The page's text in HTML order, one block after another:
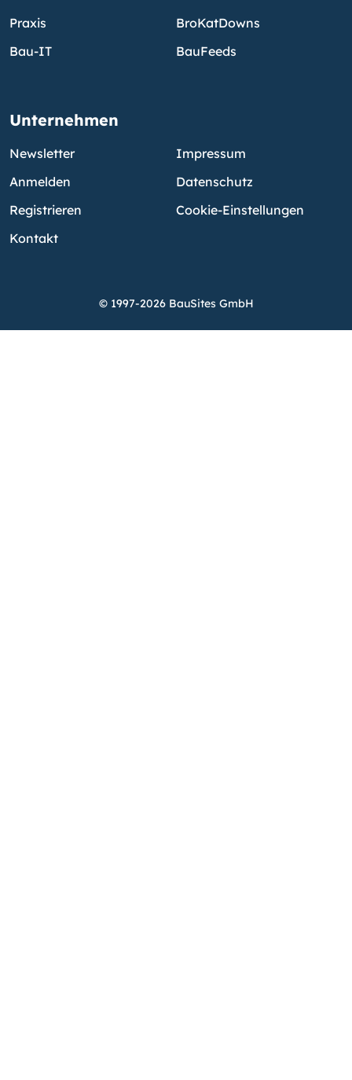
Praxis
Bau-IT
BroKatDowns
BauFeeds
Unternehmen
Newsletter
Anmelden
Registrieren
Kontakt
Impressum
Datenschutz
Cookie-Einstellungen
© 1997-2026 BauSites GmbH